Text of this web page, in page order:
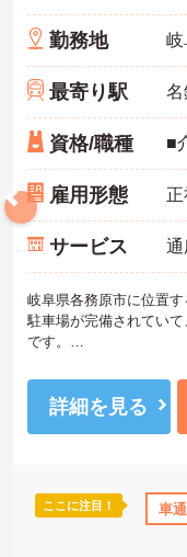
会保険完備 交通費支給
勤務地
最寄り駅
資格/職種
雇用形態
サービス 通
岐阜県各務原市に位置す
駐車場が完備されてい
です。
て勤務できます。
ご興味をお持ちの方に
ますのでお気軽にお問い
詳細を見る
ここに注目！ 車